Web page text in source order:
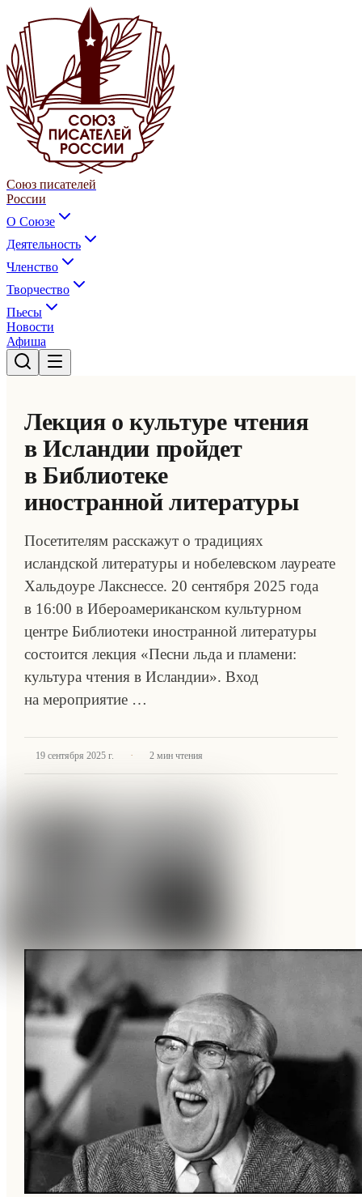
Союз писателей
России
О Союзе
Деятельность
Членство
Творчество
Пьесы
Новости
Афиша
Лекция о культуре чтения
в Исландии пройдет
в Библиотеке
иностранной литературы
Посетителям расскажут о традициях
исландской литературы и нобелевском лауреате
Хальдоуре Лакснессе. 20 сентября 2025 года
в 16:00 в Ибероамериканском культурном
центре Библиотеки иностранной литературы
состоится лекция «Песни льда и пламени:
культура чтения в Исландии». Вход
на мероприятие …
19 сентября 2025 г. · 2 мин чтения